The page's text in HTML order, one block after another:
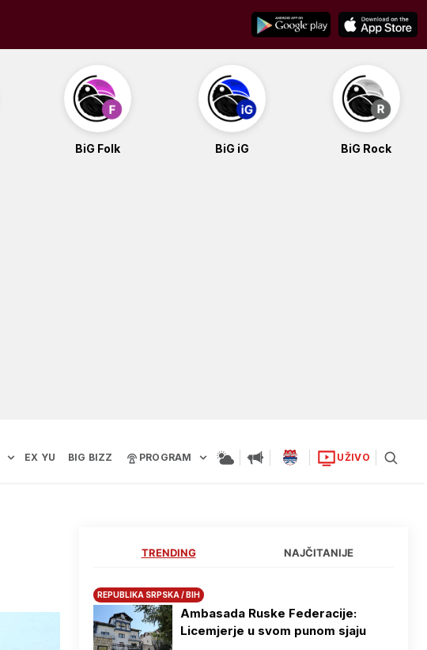
BiG Folk BiG iG BiG Rock
EX YU BIG BIZZ PROGRAM UŽIVO
TRENDING NAJČITANIJE
REPUBLIKA SRPSKA / BIH
Ambasada Ruske Federacije:
Licemjerje u svom punom sjaju